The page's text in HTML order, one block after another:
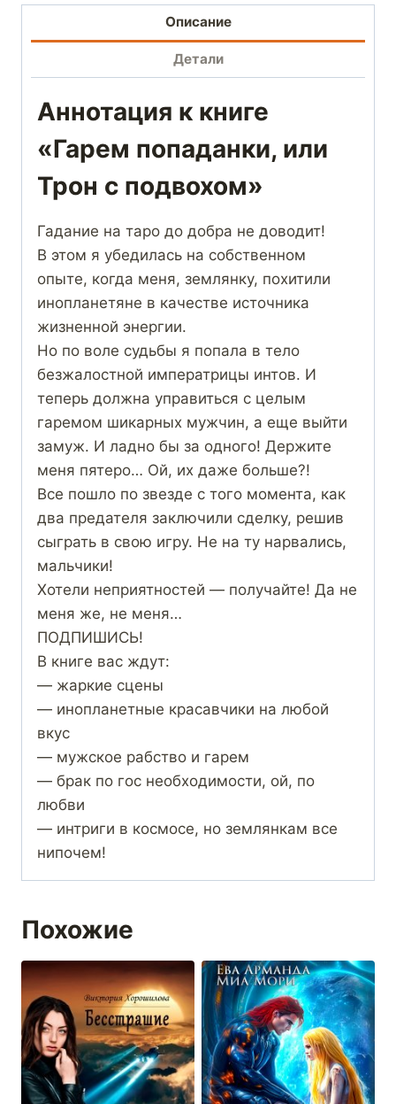
Описание
Детали
Аннотация к книге
«Гарем попаданки, или
Трон с подвохом»
Гадание на таро до добра не доводит!
В этом я убедилась на собственном
опыте, когда меня, землянку, похитили
инопланетяне в качестве источника
жизненной энергии.
Но по воле судьбы я попала в тело
безжалостной императрицы интов. И
теперь должна управиться с целым
гаремом шикарных мужчин, а еще выйти
замуж. И ладно бы за одного! Держите
меня пятеро… Ой, их даже больше?!
Все пошло по звезде с того момента, как
два предателя заключили сделку, решив
сыграть в свою игру. Не на ту нарвались,
мальчики!
Хотели неприятностей — получайте! Да не
меня же, не меня…
ПОДПИШИСЬ!
В книге вас ждут:
— жаркие сцены
— инопланетные красавчики на любой
вкус
— мужское рабство и гарем
— брак по гос необходимости, ой, по
любви
— интриги в космосе, но землянкам все
нипочем!
Похожие